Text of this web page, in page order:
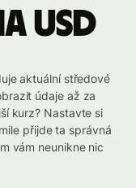
USD
aktuální středové
údaje až za
kurz? Nastavte si
přijde ta správná
vám neunikne nic